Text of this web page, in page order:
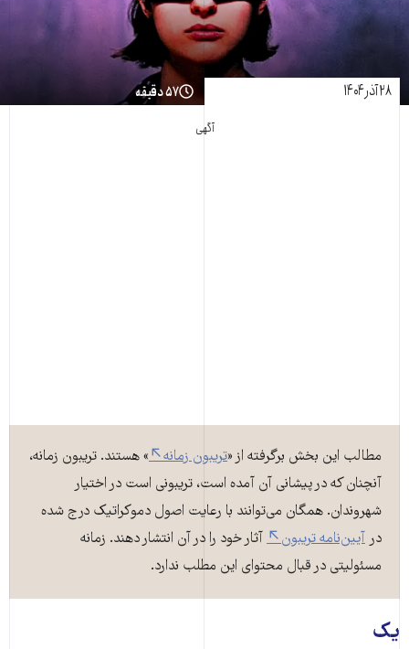
۲۸ آذر ۱۴۰۴ ۵۷ دقیقه
آگهی
مطالب این بخش برگرفته از «تریبون زمانه
» هستند. تریبون زمانه،
آنچنان که در پیشانی آن آمده است، تریبونی است در اختیار
شهروندان. همگان می‌توانند با رعایت اصول دموکراتیک درج شده
درآیین‌نامه تریبون
آثار خود را در آن انتشار دهند. زمانه
مسئولیتی در قبال محتوای این مطلب ندارد.
یک